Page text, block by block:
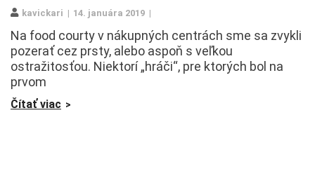
kavickari 14. januára 2019
Na food courty v nákupných centrách sme sa zvykli
pozerať cez prsty, alebo aspoň s veľkou
ostražitosťou. Niektorí „hráči“, pre ktorých bol na
prvom
Čítať viac